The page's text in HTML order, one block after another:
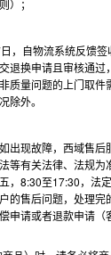
）；
，自物流系统反馈
退换申请且审核通过
质量问题的上门取件
除外。
出现故障，西域售后
等有关法律、法规为
，8:30至17:30，法
的售后问题，处理完
申请或者退款申请（